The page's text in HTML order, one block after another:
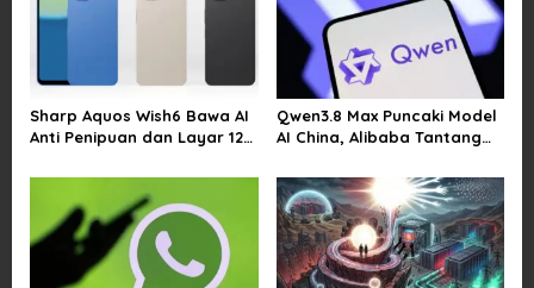
a
t
n
Sharp Aquos Wish6 Bawa AI
Anti Penipuan dan Layar 120
Qwen3.8 Max Puncaki Model
AI China, Alibaba Tantang